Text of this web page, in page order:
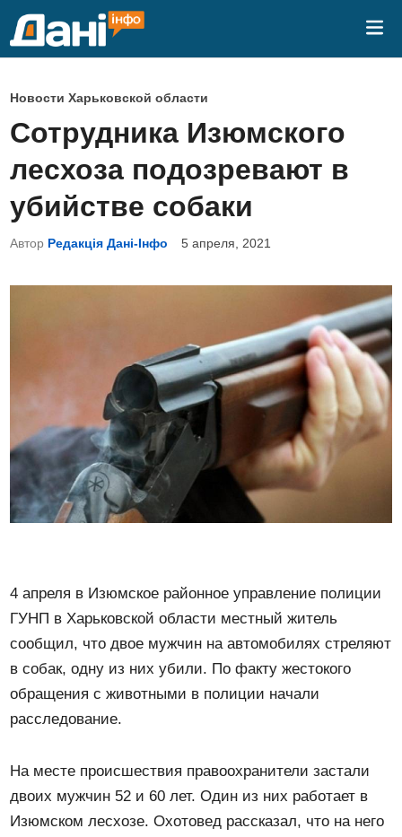
О
п
у
б
л
и
к
Новости Харьковской области
Сотрудника Изюмского
лесхоза подозревают в
убийстве собаки
Автор Редакція Дані-Інфо 5 апреля, 2021
4 апреля в Изюмское районное управление полиции
ГУНП в Харьковской области местный житель
сообщил, что двое мужчин на автомобилях стреляют
в собак, одну из них убили. По факту жестокого
обращения с животными в полиции начали
расследование.
На месте происшествия правоохранители застали
двоих мужчин 52 и 60 лет. Один из них работает в
Изюмском лесхозе. Охотовед рассказал, что на него